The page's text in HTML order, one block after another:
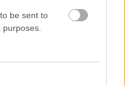
be sent to